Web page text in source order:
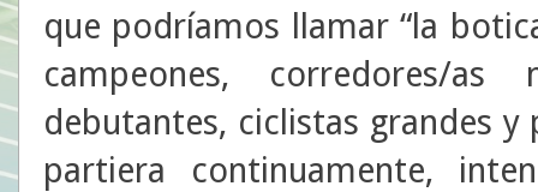
que podríamos llamar “la
campeones, corredores/as
debutantes, ciclistas grandes y
partiera continuamente,